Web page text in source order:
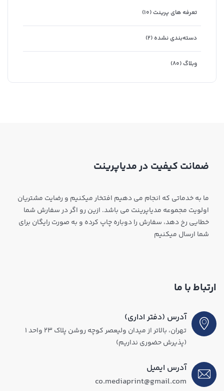
تعرفه های پرینت (۱۰)
دسته‌بندی نشده (۲)
وبلاگ (۸۰)
ضمانت کیفیت در مدیاپرینت
ما به خدماتی که انجام می دهیم افتخار میکنیم و رضایت مشتریان
اولویت مجموعه مدیاپرینت می باشد. ازین رو اگر در سفارش شما
خطایی رخ دهد، سفارش را دوباره چاپ کرده و به صورت رایگان برای
شما ارسال میکنیم
ارتباط با ما
آدرس (دفتر اداری)
تهران، بالاتر از میدان ولیعصر کوچه روشن پلاک ۲۳ واحد ۱
(پذیرش حضوری نداریم)
آدرس ایمیل
co.mediaprint@gmail.com